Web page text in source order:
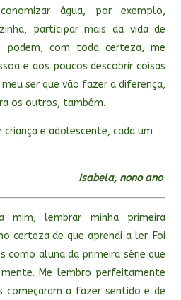
água, por exemplo,
participar mais da vida de
podem, com toda certeza, me
e aos poucos descobrir coisas
ser que vão fazer a diferença,
os outros, também.
e adolescente, cada um
Isabela, nono ano
lembrar minha primeira
certeza de que aprendi a ler. Foi
como aluna da primeira série que
Me lembro perfeitamente
começaram a fazer sentido e de